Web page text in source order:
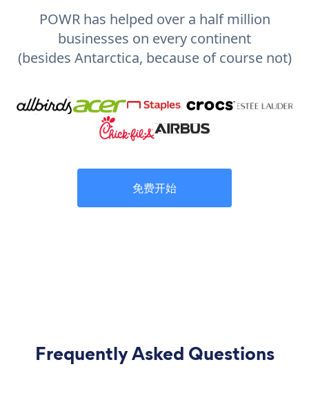
POWR has helped over a half million
businesses on every continent
(besides Antarctica, because of course not)
免费开始
Frequently Asked Questions